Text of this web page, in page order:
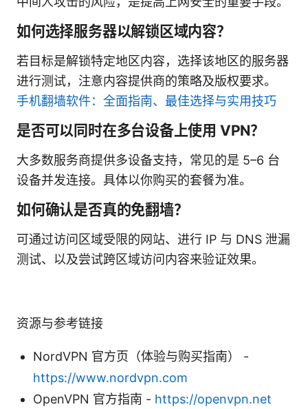
如何选择服务器以解锁区域内容？
若目标是解锁特定地区内容，选择该地区的服务器
进行测试，注意内容提供商的策略及版权要求。
手机翻墙软件：全面指南、最佳选择与实用技巧
是否可以同时在多台设备上使用 VPN？
大多数服务商提供多设备支持，常见的是 5–6 台
设备并发连接。具体以你购买的套餐为准。
如何确认是否真的免翻墙？
可通过访问区域受限的网站、进行 IP 与 DNS 泄漏
测试、以及尝试跨区域访问内容来验证效果。
资源与参考链接
NordVPN 官方页（体验与购买指南） -
https://www.nordvpn.com
OpenVPN 官方指南 - https://openvpn.net